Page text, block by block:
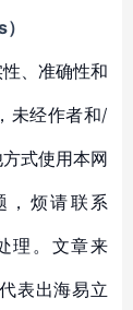
、准确性和
未经作者和/
式使用本网
，烦请联系
理。文章来
表出海易立